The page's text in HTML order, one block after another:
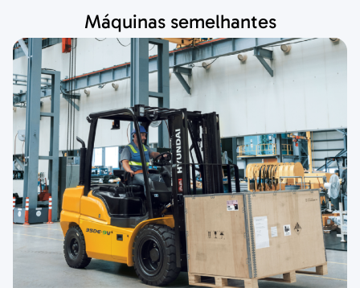
Máquinas semelhantes